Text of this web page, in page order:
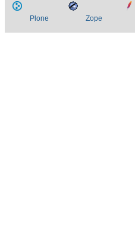
Plone Zope